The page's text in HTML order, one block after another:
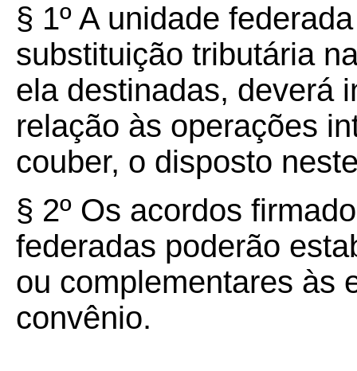
§ 1º A unidade
substituição tributária
ela destinadas, deverá
relação às operações
couber, o disposto
§ 2º Os acordos
federadas poderão
ou complementares às
convênio.